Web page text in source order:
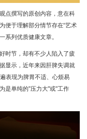
点撰写的原创内容，意在科
便于理解部分情节存在“艺术
系列优质健康文章。
时节，却有不少人陷入了疲
显示，近年来因肝脾失调就
表现为脾胃不适、心烦易
是单纯的"压力大"或"工作